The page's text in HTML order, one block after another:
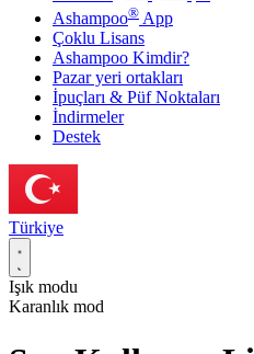
Ashampoo® App
Çoklu Lisans
Ashampoo Kimdir?
Pazar yeri ortakları
İpuçları & Püf Noktaları
İndirmeler
Destek
Türkiye
Işık modu
Karanlık mod